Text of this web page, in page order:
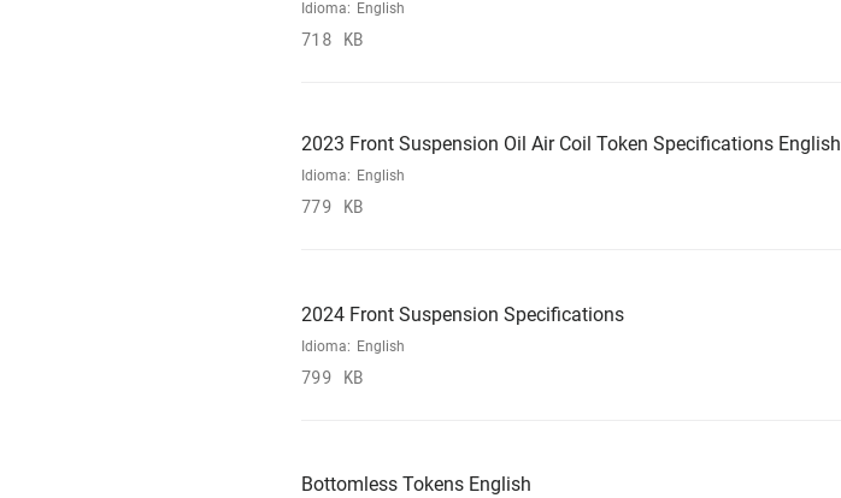
Idioma: English
718 KB
2023 Front Suspension Oil Air Coil Token Specifications English
Idioma: English
779 KB
2024 Front Suspension Specifications
Idioma: English
799 KB
Bottomless Tokens English